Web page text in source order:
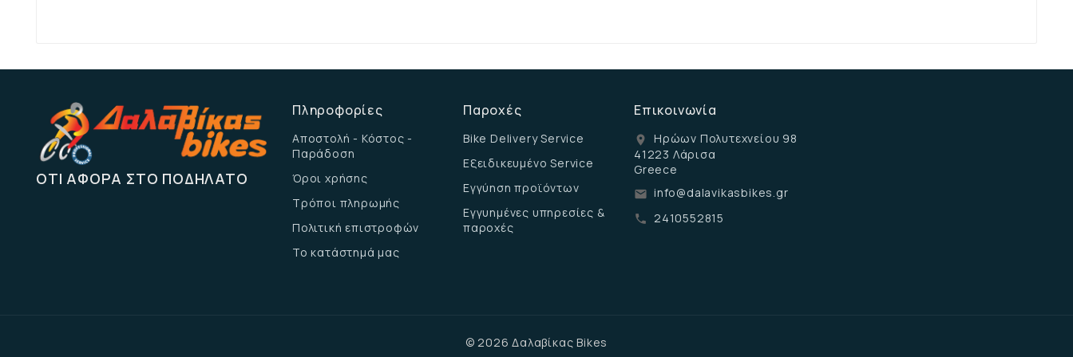
ΌΤΙ ΑΦΟΡΆ ΣΤΟ ΠΟΔΉΛΑΤΟ
Πληροφορίες
Αποστολή - Κόστος -
Παράδοση
Όροι χρήσης
Τρόποι πληρωμής
Πολιτική επιστροφών
Το κατάστημά μας
Παροχές
Bike Delivery Service
Εξειδικευμένο Service
Εγγύηση προϊόντων
Εγγυημένες υπηρεσίες &
παροχές
Επικοινωνία
location_on
Ηρώων Πολυτεχνείου 98
41223 Λάρισα
Greece
email info@dalavikasbikes.gr
call 2410552815
© 2026 Δαλαβίκας Bikes